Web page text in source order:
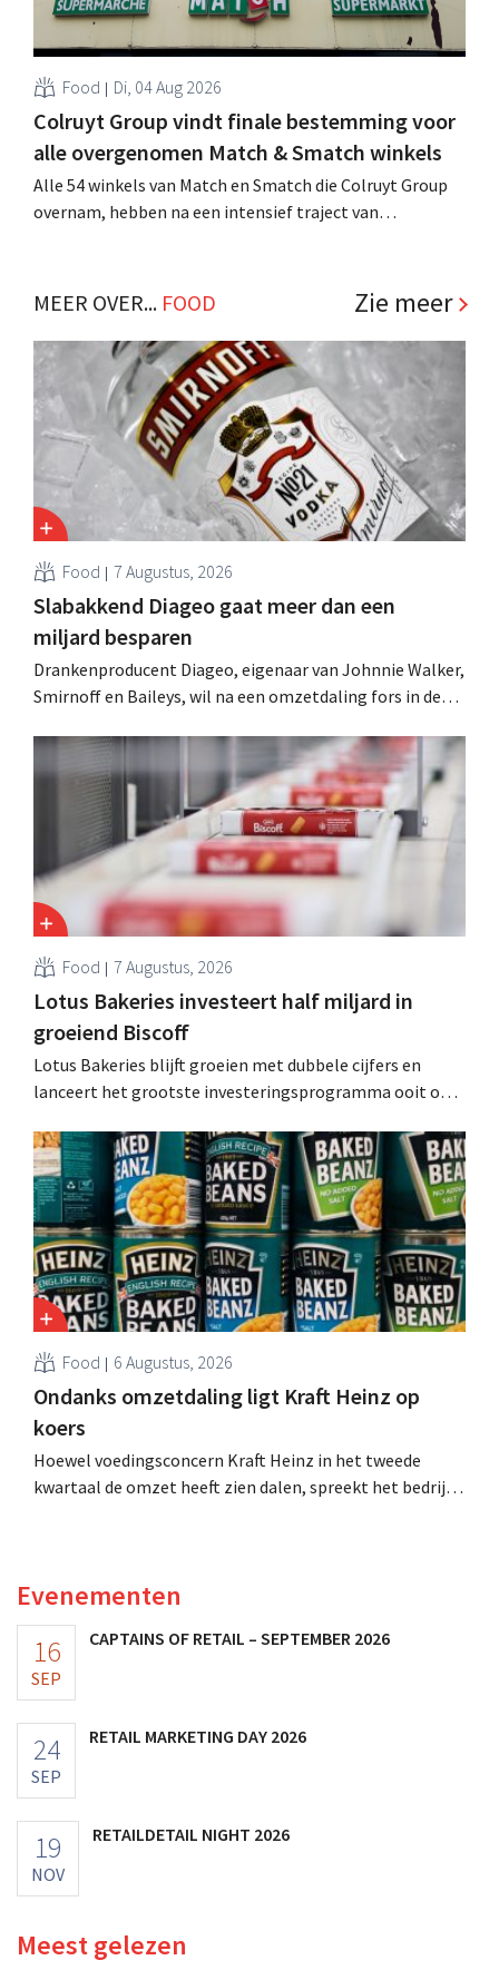
Food Di, 04 Aug 2026
Colruyt Group vindt finale bestemming voor
alle overgenomen Match & Smatch winkels
Alle 54 winkels van Match en Smatch die Colruyt Group
overnam, hebben na een intensief traject van
.MEER OVER... FOOD Zie meer
Food 7 Augustus, 2026
Slabakkend Diageo gaat meer dan een
miljard besparen
Drankenproducent Diageo, eigenaar van Johnnie Walker,
Smirnoff en Baileys, wil na een omzetdaling fors in de
andere Guiness en voorgemixte cocktails.
Food 7 Augustus, 2026
Lotus Bakeries investeert half miljard in
groeiend Biscoff
Lotus Bakeries blijft groeien met dubbele cijfers en
lanceert het grootste investeringsprogramma ooit om
moeten dit momentum grijpen”.
Food 6 Augustus, 2026
Ondanks omzetdaling ligt Kraft Heinz op
koers
Hoewel voedingsconcern Kraft Heinz in het tweede
kwartaal de omzet heeft zien dalen, spreekt het bedrijf
Evenementen
16
SEP
CAPTAINS OF RETAIL – SEPTEMBER 2026
24
SEP
RETAIL MARKETING DAY 2026
19
NOV
RETAILDETAIL NIGHT 2026
Meest gelezen